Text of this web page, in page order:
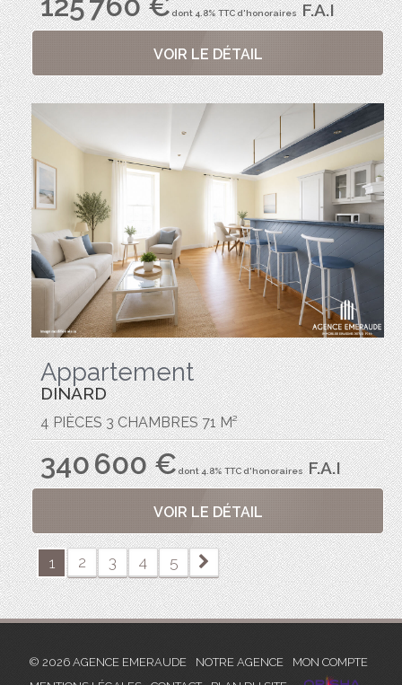
dont 4.8% TTC d'honorairesF.A.I
VOIR LE DÉTAIL
Appartement
DINARD
4 PIÈCES 3 CHAMBRES 71 M²
340 600 €dont 4.8% TTC d'honorairesF.A.I
VOIR LE DÉTAIL
1 2 3 4 5
© 2026 AGENCE EMERAUDE NOTRE AGENCE
MON COMPTE